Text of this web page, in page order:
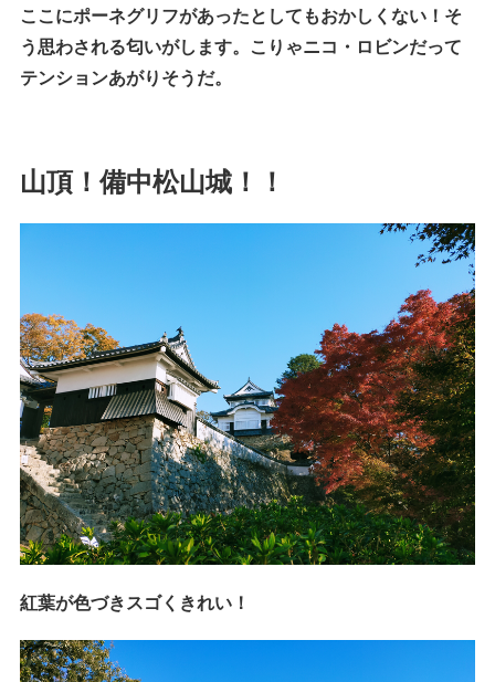
ここにポーネグリフがあったとしてもおかしくない！そ
う思わされる匂いがします。こりゃニコ・ロビンだって
テンションあがりそうだ。
山頂！備中松山城！！
紅葉が色づきスゴくきれい！